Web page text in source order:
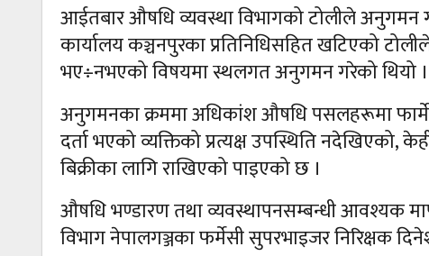
आईतबार औषधि व्यवस्था विभागको टोलीले अनुगमन
कार्यालय कञ्चनपुरका प्रतिनिधिसहित खटिएको
भए÷नभएको विषयमा स्थलगत अनुगमन गरेको थियो ।
अनुगमनका क्रममा अधिकांश औषधि पसलहरूमा
दर्ता भएको व्यक्तिको प्रत्यक्ष उपस्थिति
बिक्रीका लागि राखिएको पाइएको छ ।
औषधि भण्डारण तथा व्यवस्थापनसम्बन्धी आवश्यक
विभाग नेपालगञ्जका फर्मेसी सुपरभाइजर निरिक्षक